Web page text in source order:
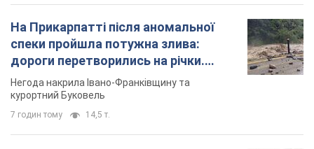
На Прикарпатті після аномальної
спеки пройшла потужна злива:
дороги перетворились на річки.
Відео
Негода накрила Івано-Франківщину та
курортний Буковель
7 годин тому 14,5 т.